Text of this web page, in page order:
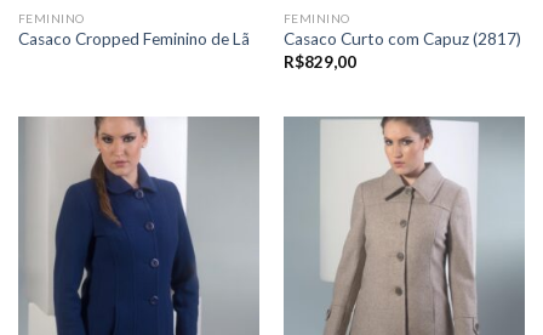
FEMININO
Casaco Cropped Feminino de Lã
FEMININO
Casaco Curto com Capuz (2817)
R$829,00